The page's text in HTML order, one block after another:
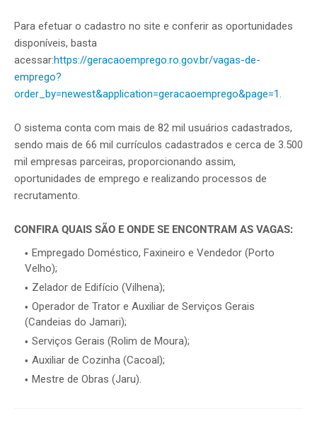
Para efetuar o cadastro no site e conferir as oportunidades
disponíveis, basta
acessar:https://geracaoemprego.ro.gov.br/vagas-de-
emprego?
order_by=newest&application=geracaoemprego&page=1 .
O sistema conta com mais de 82 mil usuários cadastrados,
sendo mais de 66 mil currículos cadastrados e cerca de 3.500
mil empresas parceiras, proporcionando assim,
oportunidades de emprego e realizando processos de
recrutamento.
CONFIRA QUAIS SÃO E ONDE SE ENCONTRAM AS VAGAS:
Empregado Doméstico, Faxineiro e Vendedor (Porto
Velho);
Zelador de Edifício (Vilhena);
Operador de Trator e Auxiliar de Serviços Gerais
(Candeias do Jamari);
Serviços Gerais (Rolim de Moura);
Auxiliar de Cozinha (Cacoal);
Mestre de Obras (Jaru).